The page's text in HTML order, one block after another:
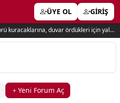
ÜYE OL GİRİŞ
Aşk köprü kurmaktır. insanlar köprü kuracaklarına, duvar ördükleri için yalnız kalırlar. newton
Yeni Forum Aç